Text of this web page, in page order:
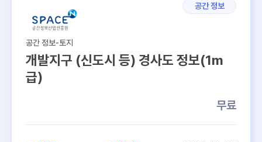
공간 정보
공간 정보-토지
개발지구 (신도시 등) 경사도 정보(1m
급)
무료